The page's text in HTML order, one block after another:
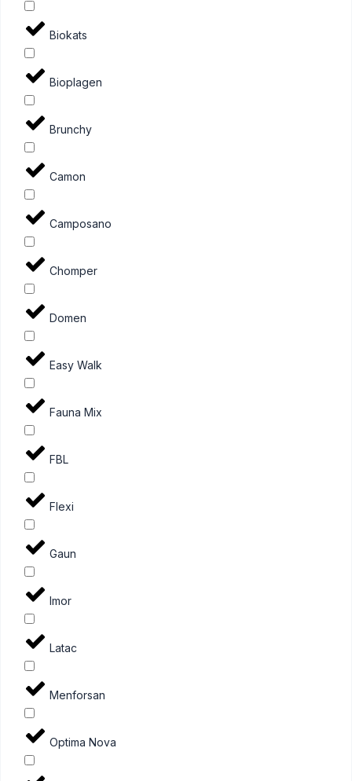
Biokats
Bioplagen
Brunchy
Camon
Camposano
Chomper
Domen
Easy Walk
Fauna Mix
FBL
Flexi
Gaun
Imor
Latac
Menforsan
Optima Nova